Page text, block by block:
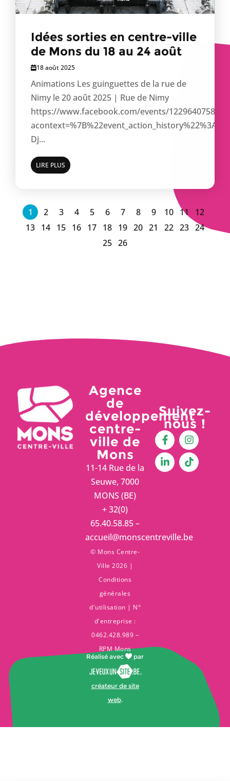
Idées sorties en centre-ville
de Mons du 18 au 24 août
18 août 2025
Animations Les guinguettes de la rue de
Nimy le 20 août 2025 | Rue de Nimy
https://www.facebook.com/events/
Dj...
LIRE PLUS
1 2 3 4 5 6 7 8 9 10 11
12
13 14 15 16 17 18 19 20 21 22 23 24
25 26
Agence
de
développement
centre-
ville de
Mons
11-14 Rue de la
Seuwe, 7000
MONS (BE)
+ 32(0)
65.40.58.85 –
accueil@monscentreville.be
© Mons Centre-
Ville 2026 |
Conditions
générales
d'utilisation | N°
d'entreprise :
0462.428.989 –
RPM Mons
Réalisé avec par
,
créateur de site
web.
Suivez-
nous !